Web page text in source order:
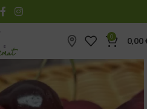
0 0,00